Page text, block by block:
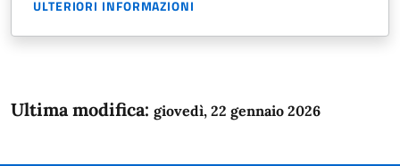
ULTERIORI INFORMAZIONI
Ultima modifica: giovedì, 22 gennaio 2026